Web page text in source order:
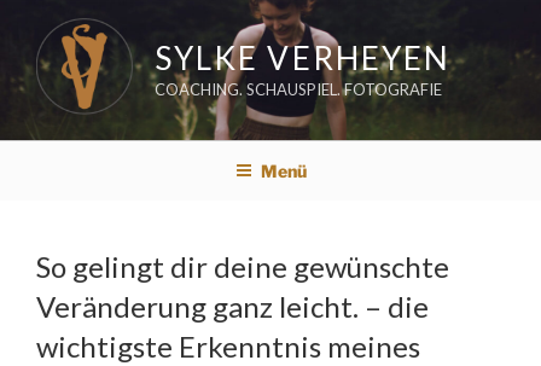
Inhalt
springen
SYLKE VERHEYEN
COACHING. SCHAUSPIEL. FOTOGRAFIE
Menü
So gelingt dir deine gewünschte
Veränderung ganz leicht. – die
wichtigste Erkenntnis meines